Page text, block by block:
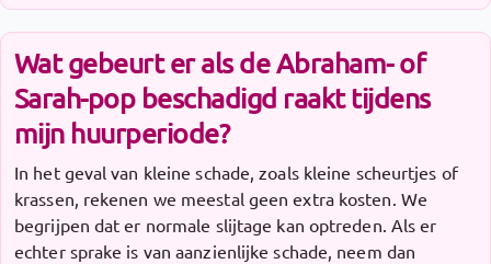
Wat gebeurt er als de Abraham- of
Sarah-pop beschadigd raakt tijdens
mijn huurperiode?
In het geval van kleine schade, zoals kleine scheurtjes of
krassen, rekenen we meestal geen extra kosten. We
begrijpen dat er normale slijtage kan optreden. Als er
echter sprake is van aanzienlijke schade, neem dan